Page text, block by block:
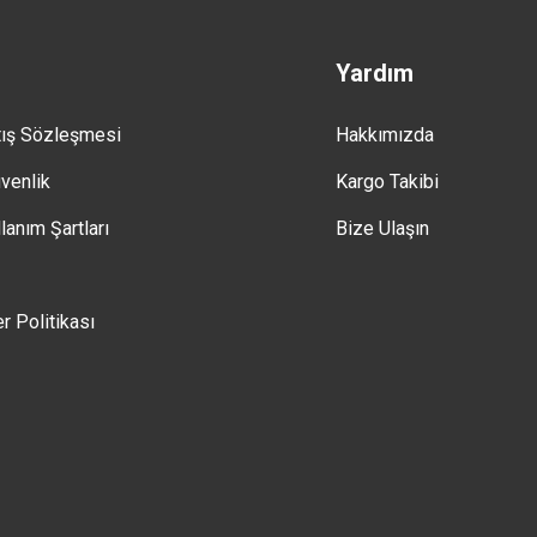
Sözleşmesi
Şartları
Politikası
Yardım
Hakkımızda
Kargo Takibi
Bize Ulaşın